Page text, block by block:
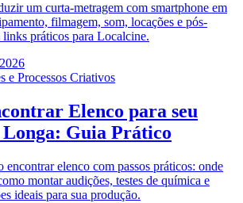
um curta-metragem com smartphone em
filmagem, som, locações e pós-
práticos para Localcine.
e Processos Criativos
Elenco para seu
Guia Prático
encontrar elenco com passos práticos: onde
montar audições, testes de química e
ideais para sua produção.